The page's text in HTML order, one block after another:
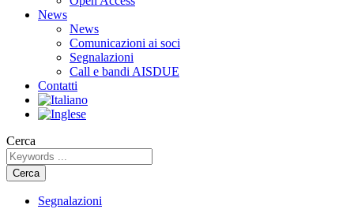
News
News
Comunicazioni ai soci
Segnalazioni
Call e bandi AISDUE
Contatti
Cerca
Cerca
Segnalazioni